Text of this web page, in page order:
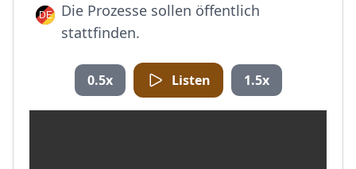
Die Prozesse sollen öffentlich
stattfinden.
0.5x Listen 1.5x